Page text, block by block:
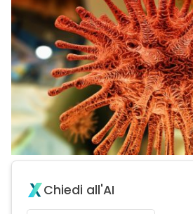
Chiedi all'AI